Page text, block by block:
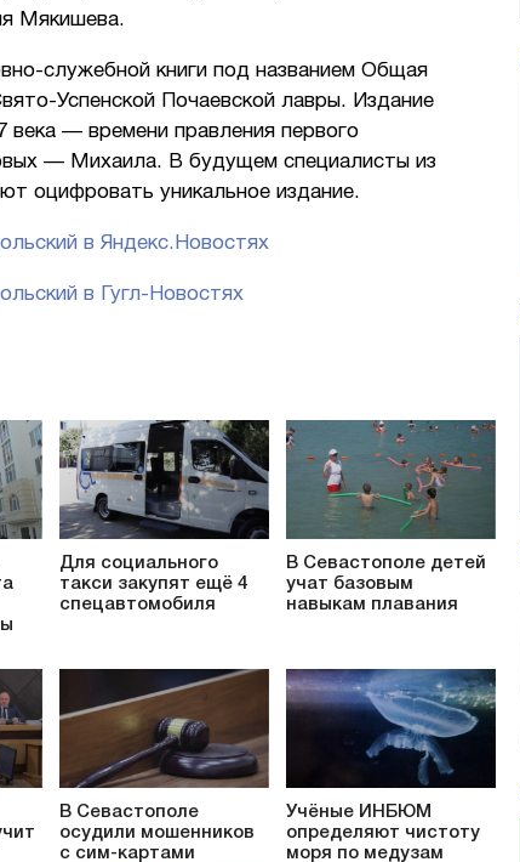
Мякишева.
служебной книги под названием Общая
Успенской Почаевской лавры. Издание
века — времени правления первого
— Михаила. В будущем специалисты из
оцифровать уникальное издание.
в Яндекс.Новостях
в Гугл-Новостях
Для социального
такси закупят ещё 4
спецавтомобиля
В Севастополе детей
учат базовым
навыкам плавания
В Севастополе
осудили мошенников
с сим-картами
Учёные ИНБЮМ
определяют чистоту
моря по медузам